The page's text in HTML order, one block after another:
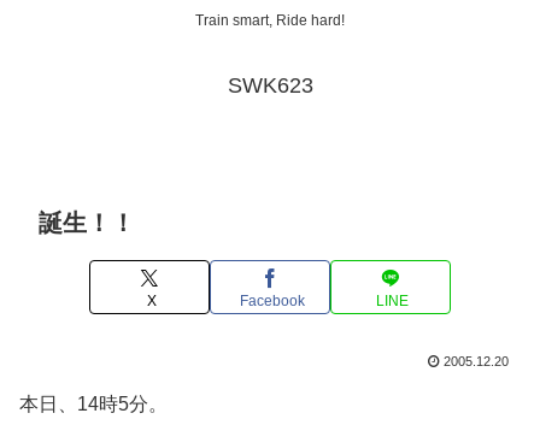
Train smart, Ride hard!
SWK623
誕生！！
X Facebook LINE
2005.12.20
本日、14時5分。